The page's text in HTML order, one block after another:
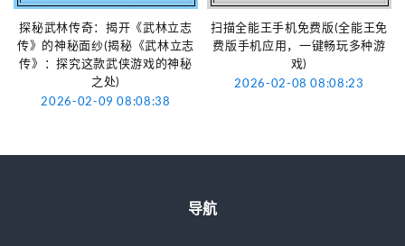
探秘武林传奇：揭开《武林立志
传》的神秘面纱(揭秘《武林立志
传》：探究这款武侠游戏的神秘
之处)
2026-02-09 08:08:38
扫描全能王手机免费版(全能王免
费版手机应用，一键畅玩多种游
戏)
2026-02-08 08:08:23
导航